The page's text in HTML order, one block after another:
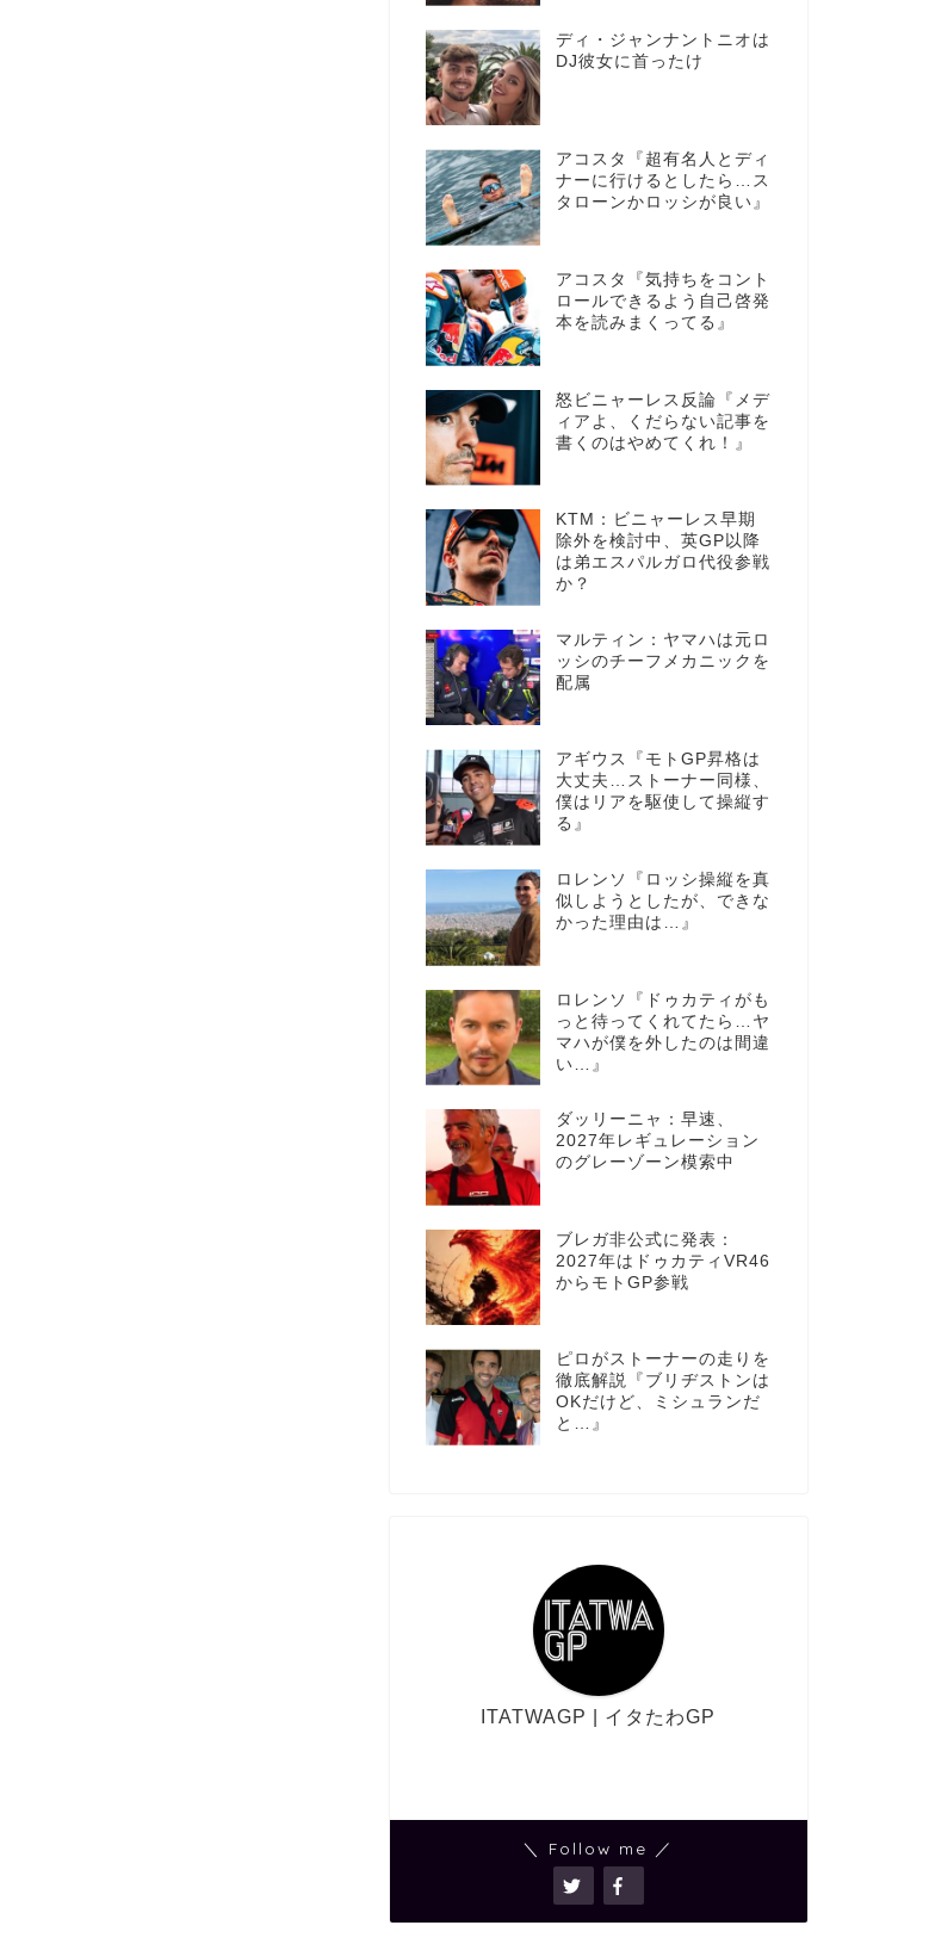
ディ・ジャンナントニオは
DJ彼女に首ったけ
アコスタ『超有名人とディ
ナーに行けるとしたら…ス
タローンかロッシが良い』
アコスタ『気持ちをコント
ロールできるよう自己啓発
本を読みまくってる』
怒ビニャーレス反論『メデ
ィアよ、くだらない記事を
書くのはやめてくれ！』
KTM：ビニャーレス早期
除外を検討中、英GP以降
は弟エスパルガロ代役参戦
か？
マルティン：ヤマハは元ロ
ッシのチーフメカニックを
配属
アギウス『モトGP昇格は
大丈夫…ストーナー同様、
僕はリアを駆使して操縦す
る』
ロレンソ『ロッシ操縦を真
似しようとしたが、できな
かった理由は…』
ロレンソ『ドゥカティがも
っと待ってくれてたら…ヤ
マハが僕を外したのは間違
い…』
ダッリーニャ：早速、
2027年レギュレーション
のグレーゾーン模索中
ブレガ非公式に発表：
2027年はドゥカティVR46
からモトGP参戦
ピロがストーナーの走りを
徹底解説『ブリヂストンは
OKだけど、ミシュランだ
と…』
ITATWAGP | イタたわGP
＼ Follow me ／